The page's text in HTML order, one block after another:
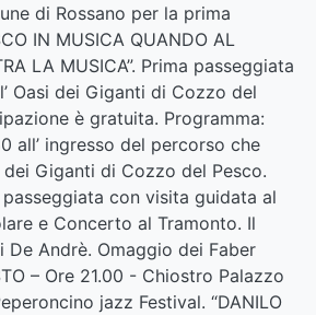
di Rossano per la prima
IN MUSICA QUANDO AL
LA MUSICA”. Prima passeggiata
Oasi dei Giganti di Cozzo del
è gratuita. Programma:
all’ ingresso del percorso che
dei Giganti di Cozzo del Pesco.
passeggiata con visita guidata al
e Concerto al Tramonto. Il
De Andrè. Omaggio dei Faber
– Ore 21.00 - Chiostro Palazzo
jazz Festival. “DANILO